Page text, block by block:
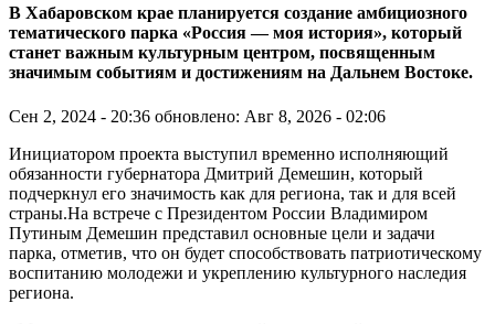
В Хабаровском крае планируется создание амбициозного
тематического парка «Россия — моя история», который
станет важным культурным центром, посвященным
значимым событиям и достижениям на Дальнем Востоке.
Сен 2, 2024 - 20:36 обновлено: Авг 8, 2026 - 02:06
Инициатором проекта выступил временно исполняющий
обязанности губернатора Дмитрий Демешин, который
подчеркнул его значимость как для региона, так и для всей
страны.На встрече с Президентом России Владимиром
Путиным Демешин представил основные цели и задачи
парка, отметив, что он будет способствовать патриотическому
воспитанию молодежи и укреплению культурного наследия
региона.